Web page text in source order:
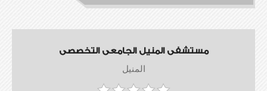
مستشفى المنيل الجامعى التخصصى
المنيل